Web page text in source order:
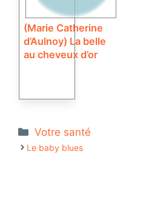
(Marie Catherine
d’Aulnoy) La belle
au cheveux d’or
Catégories
Votre santé
Le baby blues